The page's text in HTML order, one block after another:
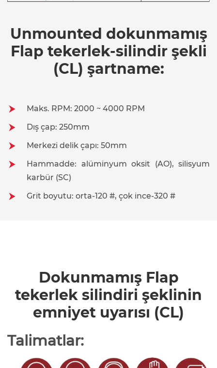
Unmounted dokunmamış
Flap tekerlek-silindir şekli
(CL) şartname:
Maks. RPM: 2000 ~ 4000 RPM
Dış çap: 250mm
Merkezi delik çapı: 50mm
Hammadde: alüminyum oksit (AO), silisyum
karbür (SC)
Grit boyutu: orta-120 #, çok ince-320 #
Dokunmamış Flap
tekerlek silindiri şeklinin
emniyet uyarısı (CL)
Talimatlar: